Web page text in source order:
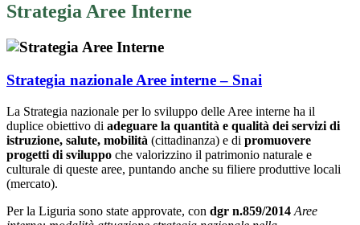
Strategia Aree Interne
Strategia nazionale Aree interne – Snai
La Strategia nazionale per lo sviluppo delle Aree interne ha il
duplice obiettivo di adeguare la quantità e qualità dei servizi di
istruzione, salute, mobilità (cittadinanza) e di promuovere
progetti di sviluppo che valorizzino il patrimonio naturale e
culturale di queste aree, puntando anche su filiere produttive locali
(mercato).
Per la Liguria sono state approvate, con dgr n.859/2014 Aree